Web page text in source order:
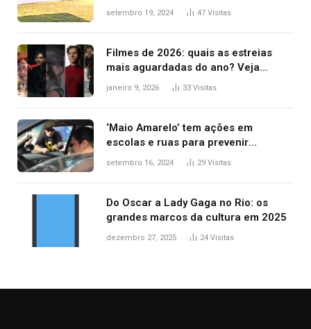
durante confusão no trânsito
setembro 19, 2024 47 Visitas
Filmes de 2026: quais as estreias
mais aguardadas do ano? Veja
principais lançamentos do cinema
janeiro 9, 2026 33 Visitas
‘Maio Amarelo’ tem ações em
escolas e ruas para prevenir
acidentes no trânsito no AP
setembro 16, 2024 29 Visitas
Do Oscar a Lady Gaga no Rio: os
grandes marcos da cultura em 2025
dezembro 27, 2025 24 Visitas